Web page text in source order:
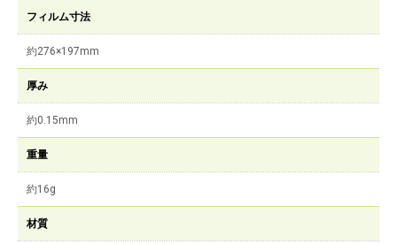
フィルム寸法
約276×197mm
厚み
約0.15mm
重量
約16g
材質